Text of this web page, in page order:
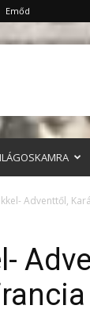
Emőd
Adventtől,